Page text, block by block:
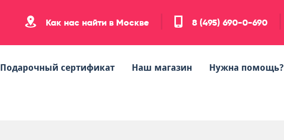
Как нас найти в Москве 8 (495) 690-0-690
Подарочный сертификат Наш магазин Нужна помощь?